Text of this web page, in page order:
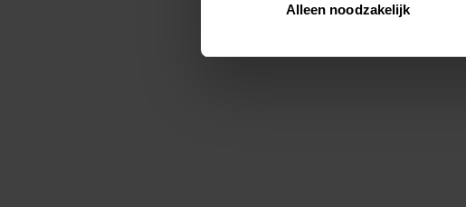
Via "Cookie instellingen" kun je ook
intrekken op onscookiebeleid.
Alleen noodzakelijk